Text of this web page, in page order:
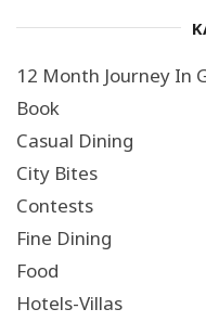
12 Month Journey In
Book
Casual Dining
City Bites
Contests
Fine Dining
Food
Hotels-Villas